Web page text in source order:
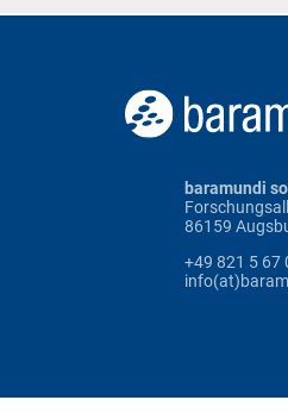
baramundi
86159
+49 821 5 67